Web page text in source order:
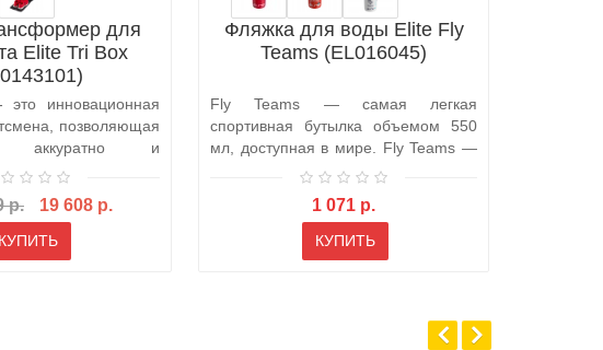
для
Elite Tri Box
инновационная
позволяющая
аккуратно и
р. 19 608 р.
КУПИТЬ
Фляжка для воды Elite Fly
Teams (EL016045)
Fly Teams — самая легкая
спортивная бутылка объемом 550
мл, доступная в мире. Fly Teams —
1 071 р.
КУПИТЬ